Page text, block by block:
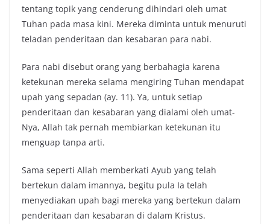
tentang topik yang cenderung dihindari oleh umat
Tuhan pada masa kini. Mereka diminta untuk menuruti
teladan penderitaan dan kesabaran para nabi.
Para nabi disebut orang yang berbahagia karena
ketekunan mereka selama mengiring Tuhan mendapat
upah yang sepadan (ay. 11). Ya, untuk setiap
penderitaan dan kesabaran yang dialami oleh umat-
Nya, Allah tak pernah membiarkan ketekunan itu
menguap tanpa arti.
Sama seperti Allah memberkati Ayub yang telah
bertekun dalam imannya, begitu pula Ia telah
menyediakan upah bagi mereka yang bertekun dalam
penderitaan dan kesabaran di dalam Kristus.